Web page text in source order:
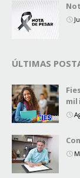
ÚLTIMAS
mil